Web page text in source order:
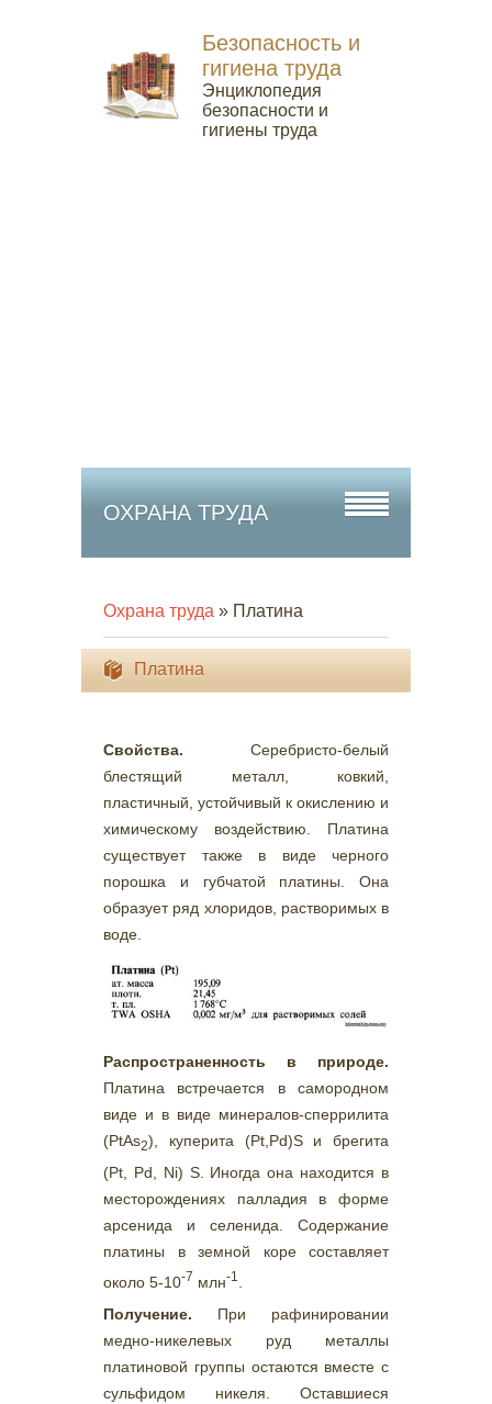
Безопасность и
гигиена труда
Энциклопедия
безопасности и
гигиены труда
ОХРАНА ТРУДА
Охрана труда » Платина
Платина
Свойства. Серебристо-белый
блестящий металл, ковкий,
пластичный, устойчивый к окислению и
химическому воздействию. Платина
существует также в виде черного
порошка и губчатой платины. Она
образует ряд хлоридов, растворимых в
воде.
Распространенность в природе.
Платина встречается в самородном
виде и в виде минералов-сперрилита
(PtAs2), куперита (Pt,Pd)S и брегита
(Pt, Pd, Ni) S. Иногда она находится в
месторождениях палладия в форме
арсенида и селенида. Содержание
платины в земной коре составляет
около 5-10-7 млн-1.
Получение. При рафинировании
медно-никелевых руд металлы
платиновой группы остаются вместе с
сульфидом никеля. Оставшиеся